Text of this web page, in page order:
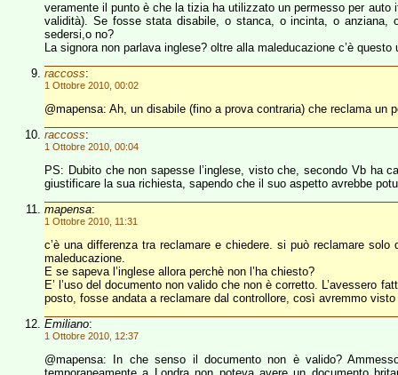
veramente il punto è che la tizia ha utilizzato un permesso per
validità). Se fosse stata disabile, o stanca, o incinta, o anziana,
sedersi,o no?
La signora non parlava inglese? oltre alla maleducazione c’è
raccoss:
1 Ottobre 2010, 00:02
@mapensa: Ah, un disabile (fino a prova contraria) che reclama
raccoss:
1 Ottobre 2010, 00:04
PS: Dubito che non sapesse l’inglese, visto che, secondo Vb ha
giustificare la sua richiesta, sapendo che il suo aspetto avrebbe
mapensa:
1 Ottobre 2010, 11:31
c’è una differenza tra reclamare e chiedere. si può reclamare
maleducazione.
E se sapeva l’inglese allora perchè non l’ha chiesto?
E’ l’uso del documento non valido che non è corretto. L’avessero
posto, fosse andata a reclamare dal controllore, così avremmo
Emiliano:
1 Ottobre 2010, 12:37
@mapensa: In che senso il documento non è valido?